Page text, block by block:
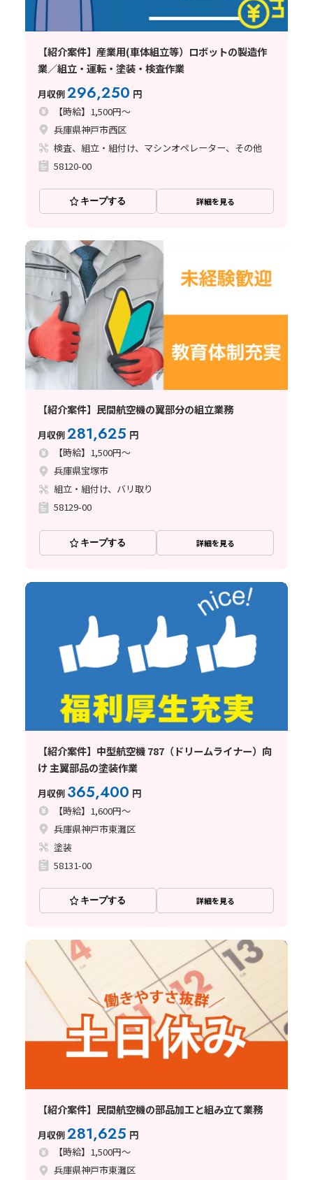
【紹介案件】産業用(車体組立等）ロボットの製造作
業／組立・運転・塗装・検査作業
月収例296,250 円
【時給】1,500円～
兵庫県神戸市西区
検査、組立・組付け、マシンオペレーター、その他
58120-00
キープする 詳細を見る
【紹介案件】民間航空機の翼部分の組立業務
月収例281,625 円
【時給】1,500円～
兵庫県宝塚市
組立・組付け、バリ取り
58129-00
キープする 詳細を見る
【紹介案件】中型航空機 787（ドリームライナー）向
け 主翼部品の塗装作業
月収例 365,400 円
【時給】1,600円～
兵庫県神戸市東灘区
塗装
58131-00
キープする 詳細を見る
【紹介案件】民間航空機の部品加工と組み立て業務
月収例281,625 円
【時給】1,500円～
兵庫県神戸市東灘区